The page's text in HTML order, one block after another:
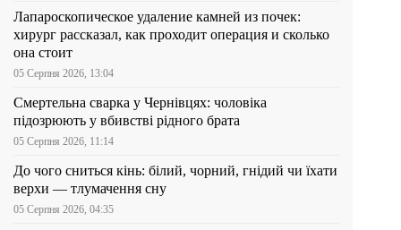
Лапароскопическое удаление камней из почек:
хирург рассказал, как проходит операция и сколько
она стоит
05 Серпня 2026, 13:04
Смертельна сварка у Чернівцях: чоловіка
підозрюють у вбивстві рідного брата
05 Серпня 2026, 11:14
До чого сниться кінь: білий, чорний, гнідий чи їхати
верхи — тлумачення сну
05 Серпня 2026, 04:35